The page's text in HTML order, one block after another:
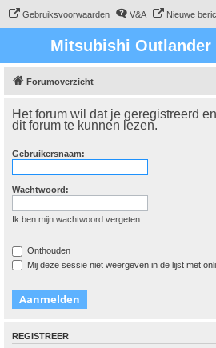
Gebruiksvoorwaarden V&A Nieuwe
Mitsubishi Outlander
Forumoverzicht
Het forum wil dat je geregistreerd
dit forum te kunnen lezen.
Gebruikersnaam:
Wachtwoord:
Ik ben mijn wachtwoord vergeten
Onthouden
Mij deze sessie niet weergeven in de lijst met
REGISTREER